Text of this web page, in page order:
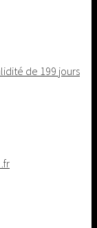
de 199 jours